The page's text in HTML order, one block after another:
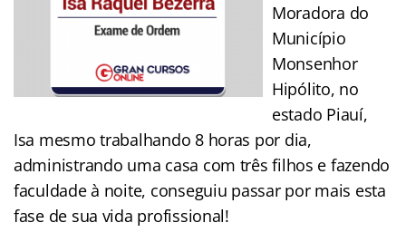
Moradora do
Município
Monsenhor
Hipólito, no
estado Piauí,
Isa mesmo trabalhando 8 horas por dia,
administrando uma casa com três filhos e fazendo
faculdade à noite, conseguiu passar por mais esta
fase de sua vida profissional!